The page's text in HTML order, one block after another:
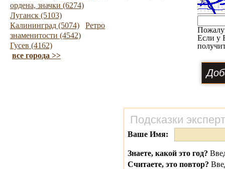
ордена, значки (6274)
Луганск (5103)
Калининград (5074)
Ретро
знаменитости (4542)
Гусев (4162)
все города >>
Если у
Подсказки
Ваше Имя:
Знаете, какой это год?
Считаете, это повтор?